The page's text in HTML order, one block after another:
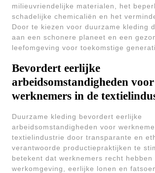
milieuvriendelijke materialen, het
schadelijke chemicaliën en het
Door te kiezen voor duurzame kleding
aan een schonere planeet en een
leefomgeving voor toekomstige
Bevordert eerlijke
arbeidsomstandigheden voor
werknemers in de
Duurzame kleding bevordert eerlijke
arbeidsomstandigheden voor
textielindustrie door transparante en
verantwoorde productiepraktijken te
betekent dat werknemers recht hebben
werkomgeving, eerlijke lonen en